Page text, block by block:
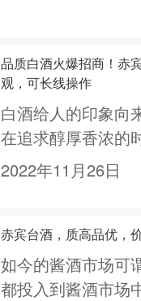
品质白酒火爆招商！赤
观，可长线操作
白酒给人的印象向
在追求醇厚香浓的
2022年11月26日
赤宾台酒，质高品优，
如今的酱酒市场可
都投入到酱酒市场